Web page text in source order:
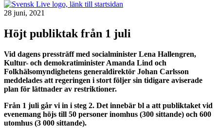
28 juni, 2021
Höjt publiktak från 1 juli
Vid dagens pressträff med socialminister Lena Hallengren,
Kultur- och demokratiminister Amanda Lind och
Folkhälsomyndighetens generaldirektör Johan Carlsson
meddelades att regeringen i stort följer sin tidigare aviserade
plan för lättnader av restriktioner.
Från 1 juli går vi in i steg 2. Det innebär bl a att publiktaket vid
evenemang höjs till 50 personer inomhus (300 sittande) och 600
utomhus (3 000 sittande).